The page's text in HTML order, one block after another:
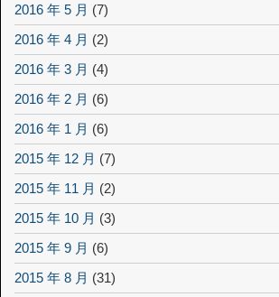
2016 年 5 月 (7)
2016 年 4 月 (2)
2016 年 3 月 (4)
2016 年 2 月 (6)
2016 年 1 月 (6)
2015 年 12 月 (7)
2015 年 11 月 (2)
2015 年 10 月 (3)
2015 年 9 月 (6)
2015 年 8 月 (31)